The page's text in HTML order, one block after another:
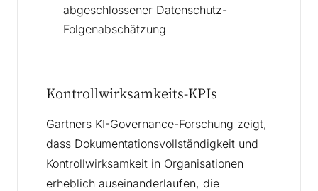
abgeschlossener Datenschutz-
Folgenabschätzung
Kontrollwirksamkeits-KPIs
Gartners KI-Governance-Forschung zeigt,
dass Dokumentationsvollständigkeit und
Kontrollwirksamkeit in Organisationen
erheblich auseinanderlaufen, die